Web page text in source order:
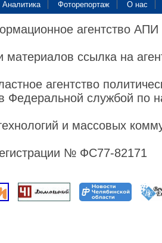
Аналитика Фоторепортаж О нас
агентство
материалов ссылка на
агентство
Федеральной службой по
и массовых
№ ФС77-82171